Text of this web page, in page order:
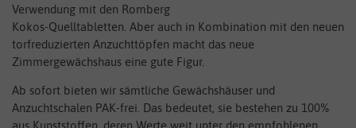
Verwendung mit den Romberg
Kokos-Quelltabletten. Aber auch in Kombination mit den neuen
torfreduzierten Anzuchttöpfen macht das neue
Zimmergewächshaus eine gute Figur.
Ab sofort bieten wir sämtliche Gewächshäuser und
Anzuchtschalen PAK-frei. Das bedeutet, sie bestehen zu 100%
aus Kunststoffen, deren Werte weit unter den empfohlenen